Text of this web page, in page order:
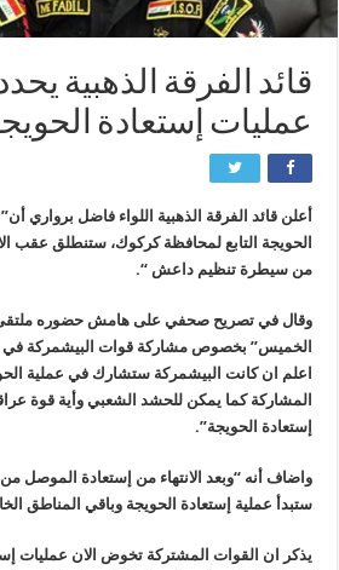
قائد الفرقة الذهبية
عمليات إستعادة
أعلن قائد الفرقة الذهبية اللواء فاضل برواري
الحويجة التابع لمحافظة كركوك، ستنطلق عقب
من سيطرة تنظيم داعش “.
وقال في تصريح صحفي على هامش حضوره ملتقى
الخميس” بخصوص مشاركة قوات البيشمركة في
اعلم ان كانت البيشمركة ستشارك في عملية
المشاركة كما يمكن للحشد الشعبي وأية قوة
إستعادة الحويجة”.
واضاف أنه “وبعد الانتهاء من إستعادة
ستبدأ عملية إستعادة الحويجة وباقي المناطق
يذكر ان القوات المشتركة تخوض الان عمليات